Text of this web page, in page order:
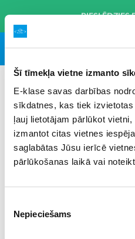
Šī tīmekļa vietne izmanto
E-klase savas darbības
sīkdatnes, kas tiek
ļauj lietotājam pārlūkot
izmantot citas vietnes
saglabātas Jūsu ierīcē
pārlūkošanas laikā vai
izvēle
Nepieciešams
PIESLĒDZIES
#talsi×